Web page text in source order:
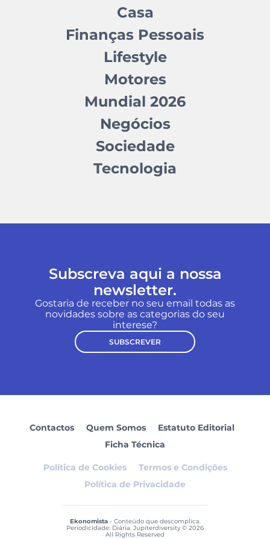
Casa
Finanças Pessoais
Lifestyle
Motores
Mundial 2026
Negócios
Sociedade
Tecnologia
Subscreva aqui a nossa
newsletter.
Gostaria de receber no seu email todas as
novidades sobre as categorias do seu
interese?
SUBSCREVER
Contactos Quem Somos
Estatuto Editorial
Ficha Técnica
Política de Cookies
Termos e Condições
Política de Privacidade
Ekonomista- Conteúdo que descomplica.
Periodicidade: Diária. Jupiterdiversity © 2026
All Rights Reserved